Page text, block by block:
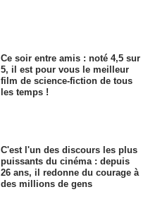
Ce soir entre amis : noté 4,5 sur
5, il est pour vous le meilleur
film de science-fiction de tous
les temps !
C'est l'un des discours les plus
puissants du cinéma : depuis
26 ans, il redonne du courage à
des millions de gens